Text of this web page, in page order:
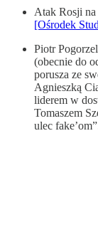
Atak Rosji na
[Ośrodek
Piotr
(obecnie do
porusza ze
Agnieszką
liderem w
Tomaszem
ulec